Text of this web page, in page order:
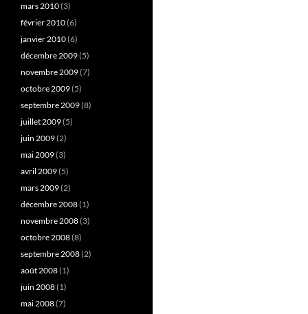
mars 2010(3)
février 2010(6)
janvier 2010(6)
décembre 2009(5)
novembre 2009(7)
octobre 2009(5)
septembre 2009(8)
juillet 2009(5)
juin 2009(2)
mai 2009(3)
avril 2009(5)
mars 2009(2)
décembre 2008(1)
novembre 2008(3)
octobre 2008(8)
septembre 2008(2)
août 2008(1)
juin 2008(1)
mai 2008(7)